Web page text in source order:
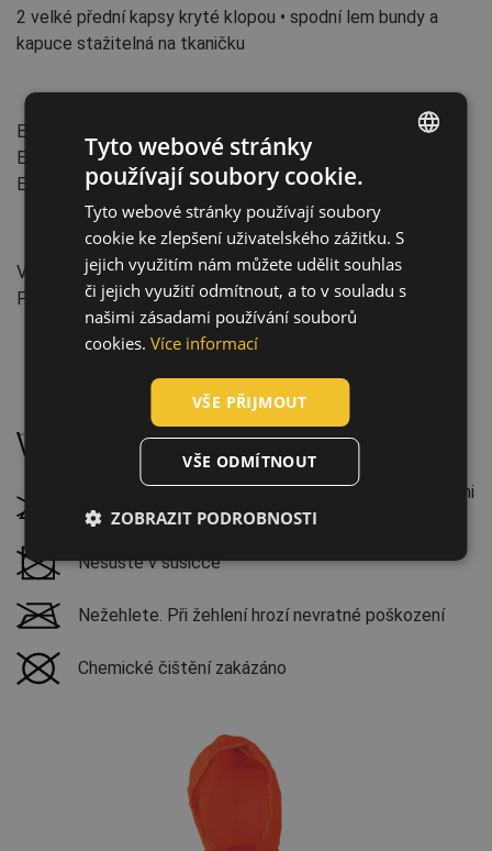
2 velké přední kapsy kryté klopou • spodní lem bundy a
kapuce stažitelná na tkaničku
EN ISO 13688
EN 343
:2019 (31X)
EN ISO 20471:2013+A1:2016 (Class: 2)
Vlastnosti:
Vlastnosti oděvů: Voděodolné oděvy
Počet pracích cyklů: 10
Údržba:
Perte zvlášť šetrně na 40 °C
Nebělte. Nesmí se bělit peroxidovými ani chlorovými
přípravky
Nesušte v sušičce
Nežehlete. Při žehlení hrozí nevratné poškození
Chemické čištění zakázáno
ENGLISH
CZECH
HUNGARIAN
SLOVAK
ROMANIAN
DUTCH
LATVIAN
Tyto webové stránky
používají soubory cookie.
Tyto webové stránky používají soubory
cookie ke zlepšení uživatelského zážitku. S
jejich využitím nám můžete udělit souhlas
či jejich využití odmítnout, a to v souladu s
našimi zásadami používání souborů
cookies. Více informací
VŠE PŘIJMOUT
VŠE ODMÍTNOUT
ZOBRAZIT PODROBNOSTI